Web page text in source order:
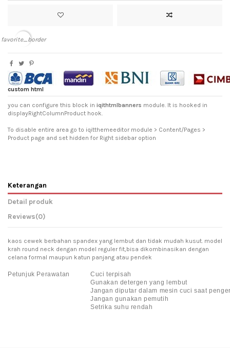
favorite_border
custom html
you can configure this block in iqithtmlbanners module. It is hooked in
displayRightColumnProduct hook.
To disable entire area go to iqitthemeeditor module > Content/Pages >
Product page and set hidden for Right sidebar option
Keterangan
Detail produk
Reviews(0)
kaos cewek berbahan spandex yang lembut dan tidak mudah kusut. model
krah round neck dengan model reguler fit,bisa dikombinasikan dengan
celana formal maupun katun panjang atau pendek
Petunjuk Perawatan
Cuci terpisah
Gunakan detergen yang lembut
Jangan diputar dalam mesin cuci saat
Jangan gunakan pemutih
Setrika suhu rendah